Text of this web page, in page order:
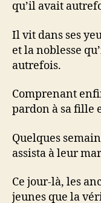
qu’il avait
Il vit dans ses
et la noblesse
autrefois.
Comprenant
pardon à sa fille
Quelques
assista à leur
Ce jour-là, les
jeunes que la